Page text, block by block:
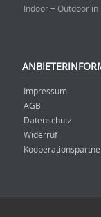
Indoor + Outdoor in
Impressum
AGB
Datenschutz
Widerruf